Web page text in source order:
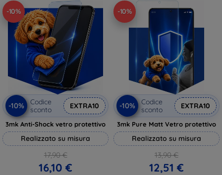
-10%
-10%
Codice
sconto
EXTRA10
3mk Anti-Shock vetro protettivo
Realizzato su misura
17,90 €
16,10 €
-10%
-10%
Codice
sconto
EXTRA10
3mk Pure Matt Vetro protettivo
Realizzato su misura
13,90 €
12,51 €